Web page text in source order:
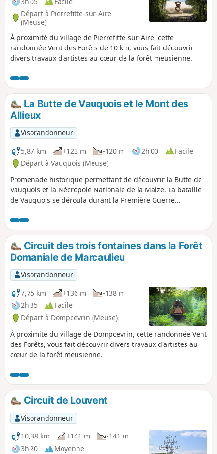
Départ à Pierrefitte-sur-Aire
(Meuse)
À proximité du village de Pierrefitte-sur-Aire, cette
randonnée Vent des Forêts de 10 km, vous fait découvrir
divers travaux d'artistes au cœur de la forêt meusienne.
La Butte de Vauquois et le Mont des
Allieux
Visorandonneur
5,87 km
+123 m -120 m 2h 00
Facile
Départ à Vauquois (Meuse)
Promenade historique permettant de découvrir la Butte de
Vauquois et la Nécropole Nationale de la Maize. La bataille
de Vauquois se déroula durant la Première Guerre
nom, ce qui en faisait un lieu stratégique. Vauquois est un
haut-lieu de la guerre des mines, cette technique
consistant à creuser de profondes galeries et à y enfouir
des tonnes d'explosifs afin de causer d'importants dégâts
en surface avant de lancer un assaut.
Circuit des trois fontaines dans la Forêt
Domaniale de Marcaulieu
Visorandonneur
7,75 km
+136 m
-138 m
2h 35
Facile
Départ à Dompcevrin (Meuse)
À proximité du village de Dompcevrin, cette randonnée Vent
des Forêts, vous fait découvrir divers travaux d'artistes au
cœur de la forêt meusienne.
Circuit de Louvent
Visorandonneur
10,38 km
+141 m
-141 m
3h 20
Moyenne